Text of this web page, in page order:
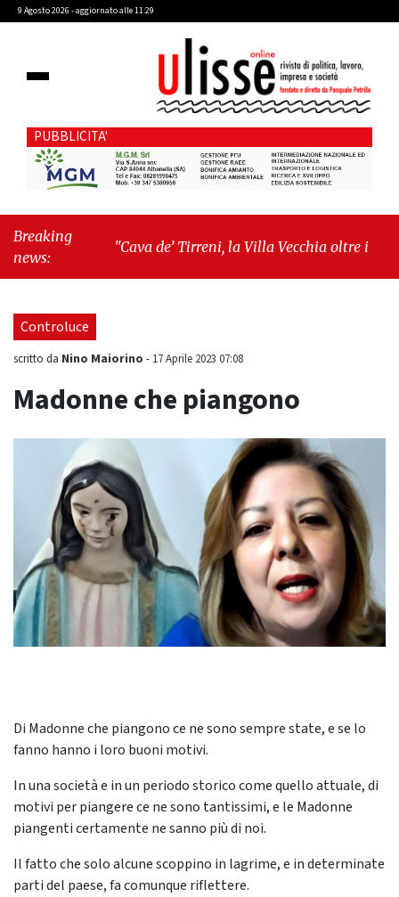
9 Agosto 2026 - aggiornato alle 11:29
PUBBLICITA'
Breaking
news:
"Cava de’ Tirreni, la Villa Vecchia oltre i vandali: il
consiliare: “Serve chiarezza!”"
Controluce
scritto da Nino Maiorino - 17 Aprile 2023 07:08
Madonne che piangono
Di Madonne che piangono ce ne sono sempre state, e se lo
fanno hanno i loro buoni motivi.
In una società e in un periodo storico come quello attuale, di
motivi per piangere ce ne sono tantissimi, e le Madonne
piangenti certamente ne sanno più di noi.
Il fatto che solo alcune scoppino in lagrime, e in determinate
parti del paese, fa comunque riflettere.